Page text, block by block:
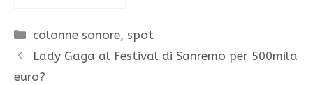
Categorie
colonne sonore,spot
Lady Gaga al Festival di Sanremo per 500mila
euro?